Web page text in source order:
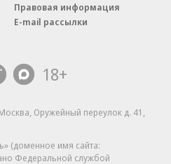
Правовая информация
E-mail рассылки
18+
Оружейный переулок д. 41,
(доменное имя сайта:
Федеральной службой